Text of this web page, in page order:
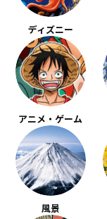
ディズニー
アニメ・ゲーム
風景